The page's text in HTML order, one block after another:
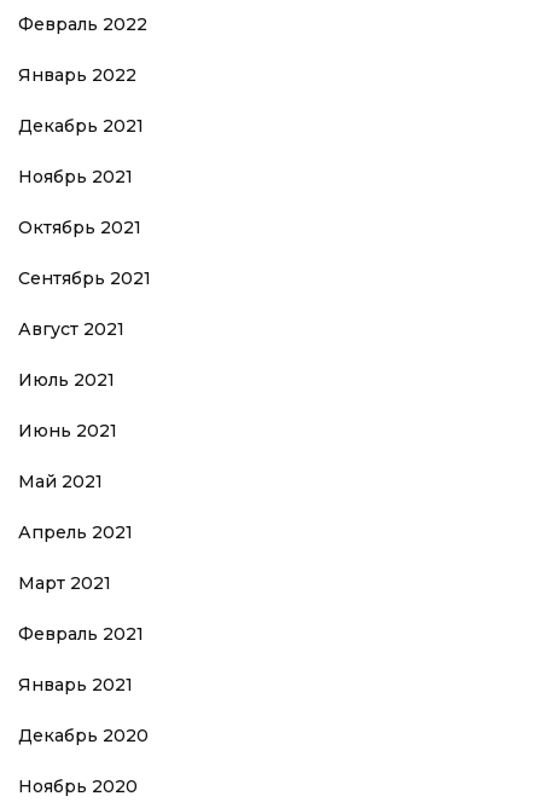
Февраль 2022
Январь 2022
Декабрь 2021
Ноябрь 2021
Октябрь 2021
Сентябрь 2021
Август 2021
Июль 2021
Июнь 2021
Май 2021
Апрель 2021
Март 2021
Февраль 2021
Январь 2021
Декабрь 2020
Ноябрь 2020